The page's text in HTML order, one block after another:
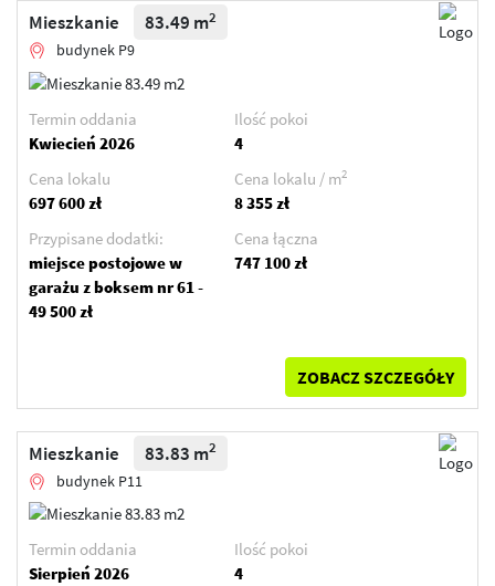
Mieszkanie 83.49 m2
budynek P9
Termin oddania
Kwiecień 2026
Ilość pokoi
4
Cena lokalu
697 600 zł
Cena lokalu / m2
8 355 zł
Przypisane dodatki:
miejsce postojowe w
garażu z boksem nr 61 -
49 500 zł
Cena łączna
747 100 zł
ZOBACZ SZCZEGÓŁY
Mieszkanie 83.83 m2
budynek P11
Termin oddania
Sierpień 2026
Ilość pokoi
4